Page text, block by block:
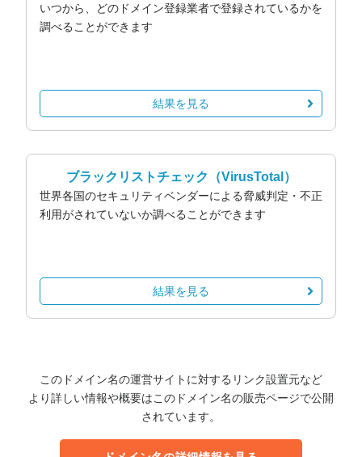
いつから、どのドメイン登録業者で登録されているかを
調べることができます
結果を見る
ブラックリストチェック （VirusTotal）
世界各国のセキュリティベンダーによる脅威判定・不正
利用がされていないか調べることができます
結果を見る
このドメイン名の運営サイトに対するリンク設置元など
より詳しい情報や概要はこのドメイン名の販売ページで公開
されています。